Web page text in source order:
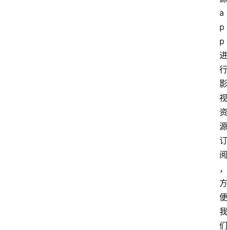
a
p
p
进
行
影
视
资
源
订
阅
，
方
便
我
们